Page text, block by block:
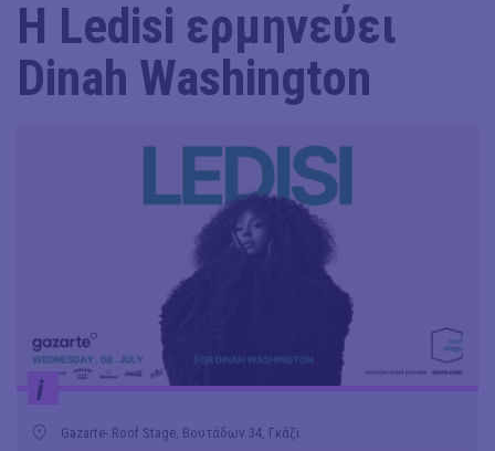
Η Ledisi ερμηνεύει
Dinah Washington
i
Gazarte- Roof Stage, Βουτάδων 34, Γκάζι